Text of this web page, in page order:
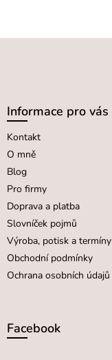
Informace pro vás
Kontakt
O mně
Blog
Pro firmy
Doprava a platba
Slovníček pojmů
Výroba, potisk a termíny
Obchodní podmínky
Ochrana osobních údajů
Facebook